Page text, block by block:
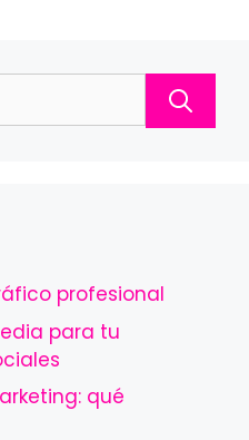
profesional
para tu
qué